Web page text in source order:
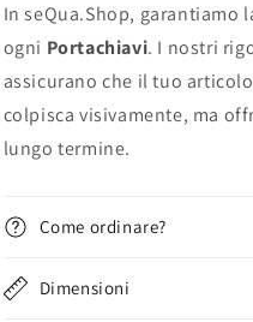
In seQua.Shop, garantiamo
ogni Portachiavi. I nostri
assicurano che il tuo
colpisca visivamente, ma
lungo termine.
Come ordinare?
Dimensioni